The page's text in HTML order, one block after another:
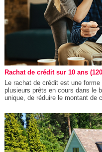
Rachat de crédit sur 10 ans
Le rachat de crédit est une
plusieurs prêts en cours dans le
unique, de réduire le montant de